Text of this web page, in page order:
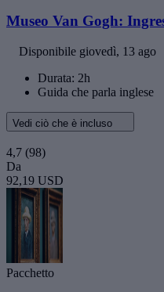
Museo Van Gogh:
Disponibile giovedì, 13 ago
Durata: 2h
Guida che parla inglese
Vedi ciò che è incluso
4,7 (98)
Da
92,19 USD
Pacchetto